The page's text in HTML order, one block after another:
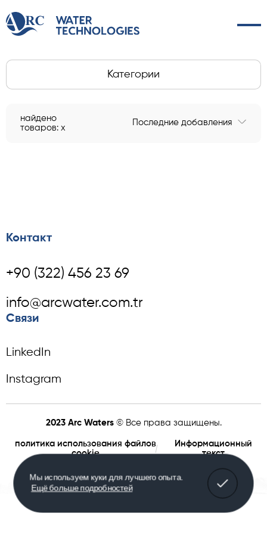
Мы используем куки для лучшего опыта.
Ещё больше подробностей
Категории
найдено
товаров: x
Последние добавления
Контакт
+90 (322) 456 23 69
info@arcwater.com.tr
Связи
LinkedIn
Instagram
2023 Arc Waters© Все права защищены.
политика использования файлов
cookie
Информационный
текст